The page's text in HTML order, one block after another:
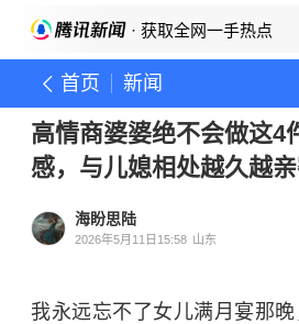
· 获取全网一手热点
首页 新闻
高情商婆婆绝不会做这4
感，与儿媳相处越久越
海盼思陆
2026年5月11日15:58 山东
我永远忘不了女儿满月宴那